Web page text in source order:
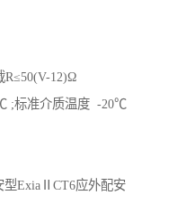
R≤50(V-12)Ω
;标准介质温度 -20℃
ExiaⅡCT6应外配安